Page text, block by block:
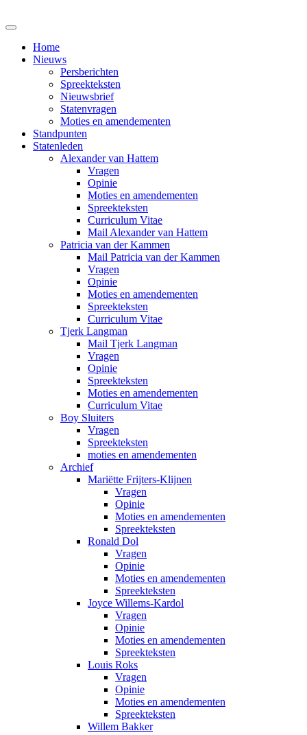
Home
Nieuws
Persberichten
Spreekteksten
Nieuwsbrief
Statenvragen
Moties en amendementen
Standpunten
Statenleden
Alexander van Hattem
Vragen
Opinie
Moties en amendementen
Spreekteksten
Curriculum Vitae
Mail Alexander van Hattem
Patricia van der Kammen
Mail Patricia van der Kammen
Vragen
Opinie
Moties en amendementen
Spreekteksten
Curriculum Vitae
Tjerk Langman
Mail Tjerk Langman
Vragen
Opinie
Spreekteksten
Moties en amendementen
Curriculum Vitae
Boy Sluiters
Vragen
Spreekteksten
moties en amendementen
Archief
Mariëtte Frijters-Klijnen
Vragen
Opinie
Moties en amendementen
Spreekteksten
Ronald Dol
Vragen
Opinie
Moties en amendementen
Spreekteksten
Joyce Willems-Kardol
Vragen
Opinie
Moties en amendementen
Spreekteksten
Louis Roks
Vragen
Opinie
Moties en amendementen
Spreekteksten
Willem Bakker